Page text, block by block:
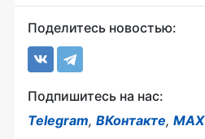
Поделитесь новостью:
Подпишитесь на нас:
Telegram, ВКонтакте, MAX